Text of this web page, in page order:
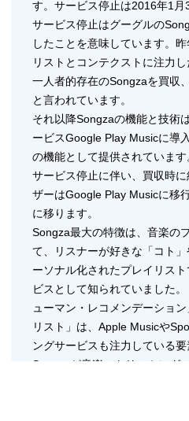
す。サービス停止は2016年1月
サービス停止はグーグルの
したことを意味しています。
リストとコンテクストに注力
一人者的存在のSongzaを買収
と言われています。
それ以降Songzaの機能と技術
ービスGoogle Play Musicに導
の機能として提供されています
サービス停止に伴い、買収時
ザーはGoogle Play Musicに移
に移ります。
Songza最大の特徴は、音楽の
て、リスナーが好きな「コト
ーソナル化されたプレイリス
ビスとして知られていました
ューマン・レコメンデーショ
リスト」は、Apple Musicや
ングサービスも注力している
Songzaが音楽ストリーミング